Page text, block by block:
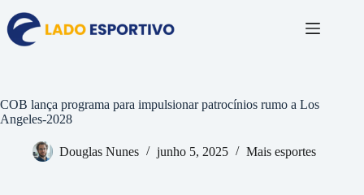
para
conteúdo
COB lança programa para impulsionar patrocínios rumo a Los
Angeles-2028
Douglas Nunes junho 5, 2025 Mais esportes